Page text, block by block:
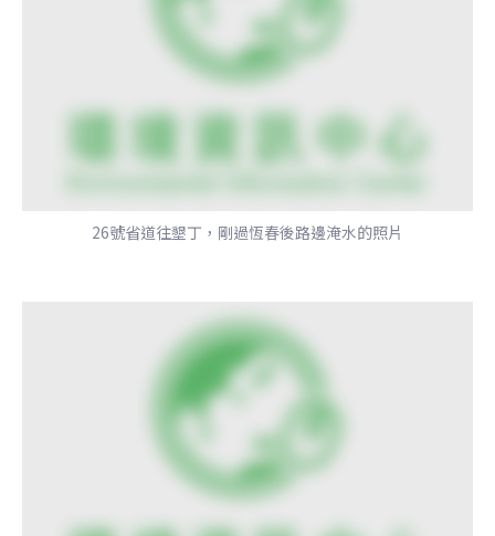
26號省道往墾丁，剛過恆春後路邊淹水的照片